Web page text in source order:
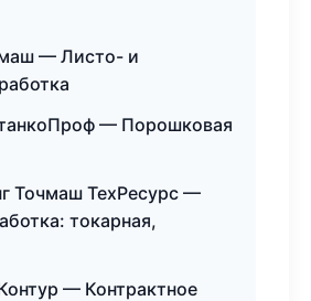
— Листо- и
— Порошковая
Точмаш ТехРесурс —
токарная,
— Контрактное